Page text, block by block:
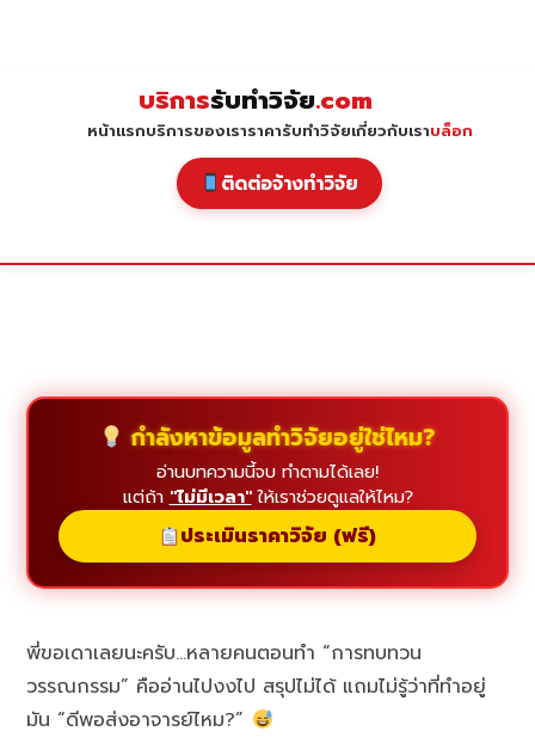
บริการรับทำวิจัย.com
หน้าแรกบริการของเราราคารับทำวิจัยเกี่ยวกับเราบล็อก
ติดต่อจ้างทำวิจัย
กำลังหาข้อมูลทำวิจัยอยู่ใช่ไหม?
อ่านบทความนี้จบ ทำตามได้เลย!
แต่ถ้า "ไม่มีเวลา"ให้เราช่วยดูแลให้ไหม?
ประเมินราคาวิจัย (ฟรี)
พี่ขอเดาเลยนะครับ…หลายคนตอนทำ “การทบทวน
วรรณกรรม” คืออ่านไปงงไป สรุปไม่ได้ แถมไม่รู้ว่าที่ทำอยู่
มัน “ดีพอส่งอาจารย์ไหม?”